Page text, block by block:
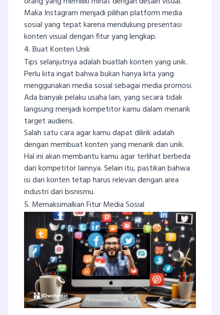
Maka Instagram menjadi pilihan platform media
sosial yang tepat karena mendukung presentasi
konten visual dengan fitur yang lengkap.
4. Buat Konten Unik
Tips selanjutnya adalah buatlah konten yang unik.
Perlu kita ingat bahwa bukan hanya kita yang
menggunakan media sosial sebagai media promosi.
Ada banyak pelaku usaha lain, yang secara tidak
langsung menjadi kompetitor kamu dalam menarik
target audiens.
Salah satu cara agar kamu dapat dilirik adalah
dengan membuat konten yang menarik dan unik.
Hal ini akan membantu kamu agar terlihat berbeda
dari kompetitor lainnya. Selain itu, pastikan bahwa
isi dari konten tetap harus relevan dengan area
industri dari bisnismu.
5. Memaksimalkan Fitur Media Sosial